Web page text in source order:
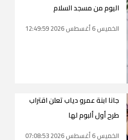
اليوم من مسجد السلام
الخميس 6 أغسطس 2026 12:49:59
جانا ابنة عمرو دياب تعلن اقتراب
طرح أول ألبوم لها
الخميس 6 أغسطس 2026 07:08:53